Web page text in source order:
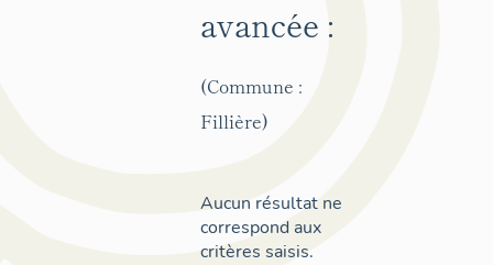
avancée :
(Commune :
Fillière)
Aucun résultat ne
correspond aux
critères saisis.